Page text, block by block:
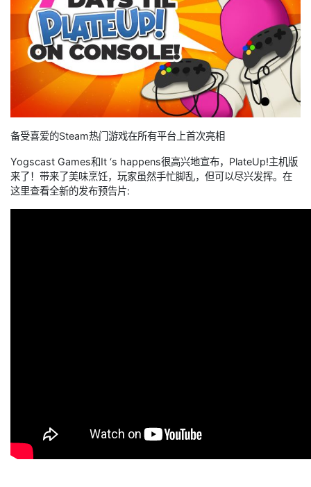
备受喜爱的Steam热门游戏在所有平台上首次亮相
Yogscast Games和It ‘s happens很高兴地宣布，PlateUp!主机版
来了！带来了美味烹饪，玩家虽然手忙脚乱，但可以尽兴发挥。在
这里查看全新的发布预告片: